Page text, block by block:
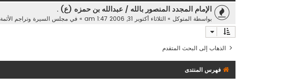
الإمام المجدد المنصور بالله / عبدالله بن حمزه (ع) .
بواسطة المتوكل » الثلاثاء أكتوبر 31, 2006 1:47 am » في مجلس السيرة وتراجم الأئمة
الذهاب إلى البحث المتقدم
فهرس المنتدى